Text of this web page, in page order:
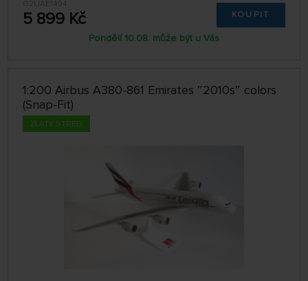
G2UAE1494
5 899 Kč KOUPIT
Pondělí 10.08. může být u Vás
1:200 Airbus A380-861 Emirates ″2010s″ colors
(Snap-Fit)
ZLATÝ STŘED